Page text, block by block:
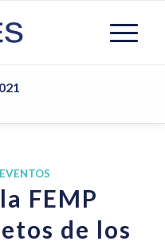
EVENTOS
FEMP
de los